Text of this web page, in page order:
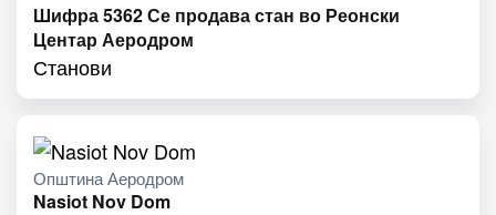
Шифра 5362 Се продава стан во Реонски
Центар Аеродром
Станови
Општина Аеродром
Nasiot Nov Dom